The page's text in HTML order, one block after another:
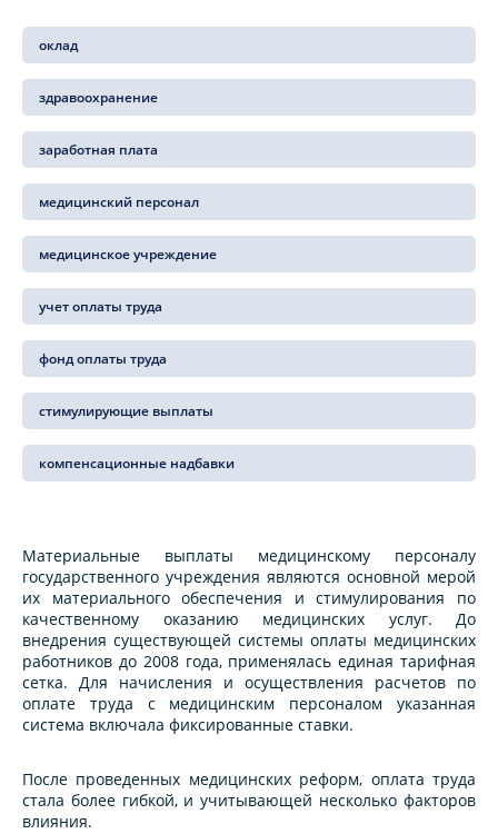
оклад
здравоохранение
заработная плата
медицинский персонал
медицинское учреждение
учет оплаты труда
фонд оплаты труда
стимулирующие выплаты
компенсационные надбавки
Материальные выплаты медицинскому персоналу
государственного учреждения являются основной мерой
их материального обеспечения и стимулирования по
качественному оказанию медицинских услуг. До
внедрения существующей системы оплаты медицинских
работников до 2008 года, применялась единая тарифная
сетка. Для начисления и осуществления расчетов по
оплате труда с медицинским персоналом указанная
система включала фиксированные ставки.
После проведенных медицинских реформ, оплата труда
стала более гибкой, и учитывающей несколько факторов
влияния.